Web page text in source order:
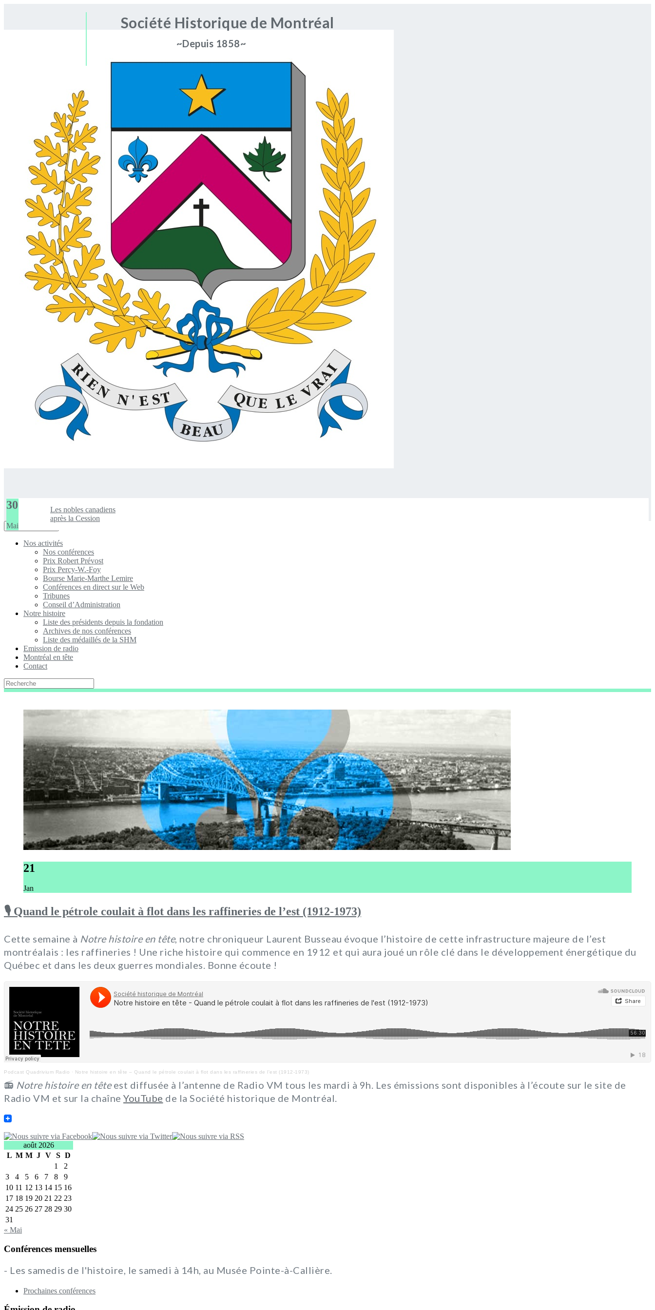
Société Historique de Montréal
~Depuis 1858~
30
Mai
Les nobles canadiens
après la Cession
Toggle
navigation
Navigation Menu
Nos activités
Nos conférences
Prix Robert Prévost
Prix Percy-W.-Foy
Bourse Marie-Marthe Lemire
Conférences en direct sur le Web
Tribunes
Conseil d’Administration
Notre histoire
Liste des présidents depuis la fondation
Archives de nos conférences
Liste des médaillés de la SHM
Emission de radio
Montréal en tête
Contact
21
Jan
🎙 Quand le pétrole coulait à flot dans les raffineries de l’est (1912-1973)
Cette semaine à Notre histoire en tête, notre chroniqueur Laurent Busseau évoque l’histoire de cette infrastructure majeure de l’est
montréalais : les raffineries ! Une riche histoire qui commence en 1912 et qui aura joué un rôle clé dans le développement énergétique du
Québec et dans les deux guerres mondiales. Bonne écoute !
Podcast Quadrivium Radio · Notre histoire en tête – Quand le pétrole coulait à flot dans les raffineries de l'est (1912-1973)
📻 Notre histoire en têteest diffusée à l’antenne de Radio VM tous les mardi à 9h. Les émissions sont disponibles à l’écoute sur le site de
Radio VM et sur la chaîne YouTube de la Société historique de Montréal.
août 2026
L M M J V S D
1
2
3
4 5 6 7 8
9
10 11 12 13 14 15 16
17 18 19 20 21 22 23
24 25 26 27 28 29 30
31
« Mai
Conférences mensuelles
- Les samedis de l'histoire, le samedi à 14h, au Musée Pointe-à-Callière.
Prochaines conférences